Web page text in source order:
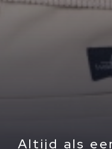
Altijd als